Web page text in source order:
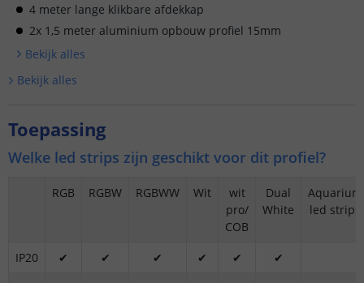
4 meter lange klikbare afdekkap
2x 1,5 meter aluminium opbouw profiel 15mm
Bekijk alles
Bekijk alles
Toepassing
Welke led strips zijn geschikt voor dit profiel?
RGB RGBW RGBWW Wit
wit
pro/
COB
Dual
White
Aquarium
led strips
IP20 ✔ ✔ ✔ ✔ ✔
✔